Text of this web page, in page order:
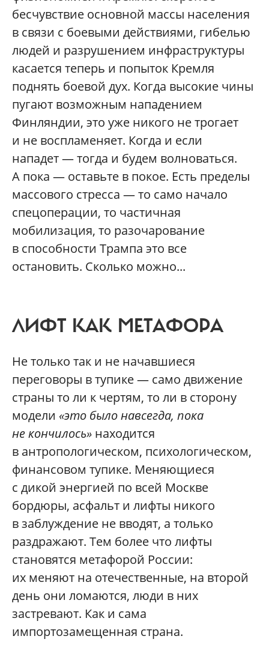
бесчувствие основной массы населения
в связи с боевыми действиями, гибелью
людей и разрушением инфраструктуры
касается теперь и попыток Кремля
поднять боевой дух. Когда высокие чины
пугают возможным нападением
Финляндии, это уже никого не трогает
и не воспламеняет. Когда и если
нападет — тогда и будем волноваться.
А пока — оставьте в покое. Есть пределы
массового стресса — то само начало
спецоперации, то частичная
мобилизация, то разочарование
в способности Трампа это все
остановить. Сколько можно...
ЛИФТ КАК МЕТАФОРА
Не только так и не начавшиеся
переговоры в тупике — само движение
страны то ли к чертям, то ли в сторону
модели «это было навсегда, пока
не кончилось» находится
в антропологическом, психологическом,
финансовом тупике. Меняющиеся
с дикой энергией по всей Москве
бордюры, асфальт и лифты никого
в заблуждение не вводят, а только
раздражают. Тем более что лифты
становятся метафорой России:
их меняют на отечественные, на второй
день они ломаются, люди в них
застревают. Как и сама
импортозамещенная страна.